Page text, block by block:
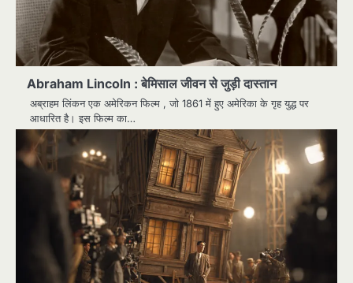
Abraham Lincoln : बेमिसाल जीवन से जुड़ी दास्तान
अब्राहम लिंकन एक अमेरिकन फिल्म , जो 1861 में हुए अमेरिका के गृह युद्ध पर
आधारित है। इस फिल्म का…